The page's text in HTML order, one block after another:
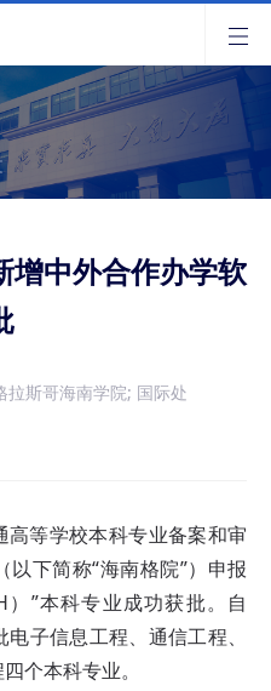
增中外合作办学软
拉斯哥海南学院; 国际处
等学校本科专业备案和审
下简称“海南格院”）申报
”本科专业成功获批。自
子信息工程、通信工程、
个本科专业。